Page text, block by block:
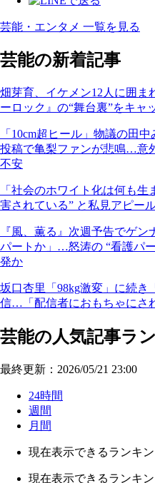
芸能・エンタメ 一覧を見る
芸能の新着記事
畑芽育、イケメン12人に囲
ーロック』の“舞台裏”をキャ
「10cm超ヒール」物議の田
投稿で亀梨ファンが悲鳴…意
不安
「社会のホワイト化は何も
害されている” と私見アピー
『風、薫る』次週予告でゲ
パートか」…怒涛の “看護パ
発か
坂口杏里「98kg激変」に続
信…「配信者におもちゃにさ
芸能の人気記事ラ
最終更新：2026/05/21 23:00
24時間
週間
月間
現在表示できるランキン
現在表示できるランキン